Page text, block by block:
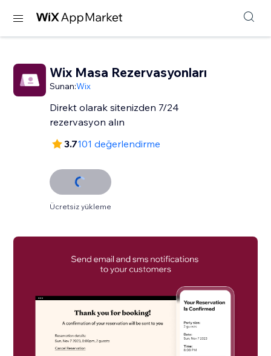
Wix Masa Rezervasyonları
Sunan:Wix
Direkt olarak sitenizden 7/24
rezervasyon alın
3.7101 değerlendirme
Ücretsiz yükleme